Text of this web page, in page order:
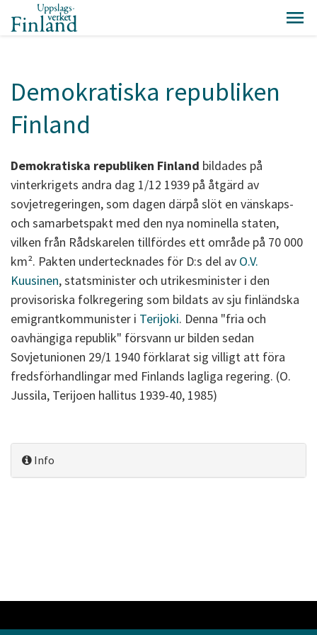
Demokratiska republiken
Finland
Demokratiska republiken Finland bildades på
vinterkrigets andra dag 1/12 1939 på åtgärd av
sovjetregeringen, som dagen därpå slöt en vänskaps-
och samarbetspakt med den nya nominella staten,
vilken från Rådskarelen tillfördes ett område på 70 000
km². Pakten undertecknades för D:s del av O.V.
Kuusinen, statsminister och utrikesminister i den
provisoriska folkregering som bildats av sju finländska
emigrantkommunister i Terijoki. Denna "fria och
oavhängiga republik" försvann ur bilden sedan
Sovjetunionen 29/1 1940 förklarat sig villigt att föra
fredsförhandlingar med Finlands lagliga regering. (O.
Jussila, Terijoen hallitus 1939-40, 1985)
Info